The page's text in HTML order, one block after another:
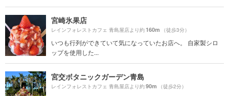
宮崎氷果店
レインフォレストカフェ 青島屋店より約160m （徒歩3分）
いつも行列ができていて気になっていたお店へ。 自家製シロ
ップを使用した...
宮交ボタニックガーデン青島
レインフォレストカフェ 青島屋店より約90m （徒歩2分）